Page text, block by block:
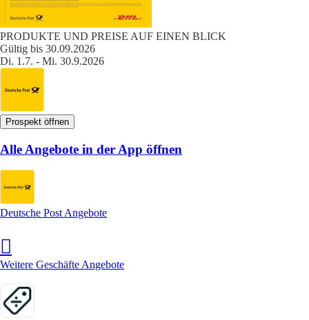
PRODUKTE UND PREISE AUF EINEN BLICK
Gültig bis 30.09.2026
Di. 1.7. - Mi. 30.9.2026
Prospekt öffnen
Alle Angebote in der App öffnen
Deutsche Post Angebote
Weitere Geschäfte Angebote